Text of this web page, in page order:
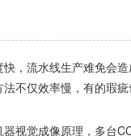
，流水线生产难免会
不仅效率慢，有的瑕
觉成像原理，多台